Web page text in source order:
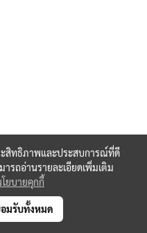
ะสิทธิภาพและประสบการณ์ที่ดี
ารถอ่านรายละเอียดเพิ่มเติม
ยบายคุกกี้
มรับทั้งหมด